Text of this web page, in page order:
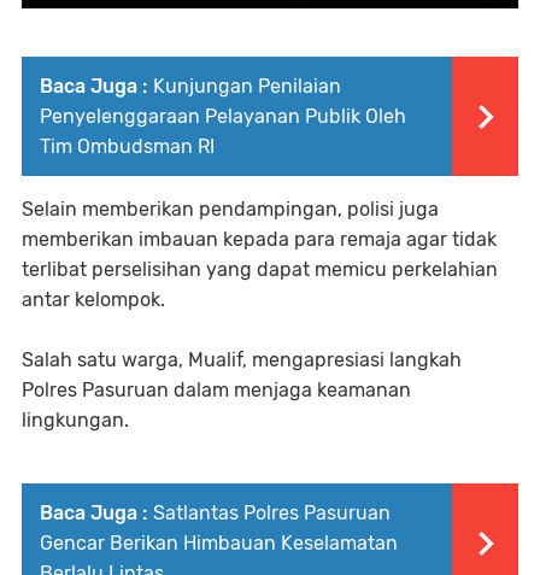
Baca Juga : Kunjungan Penilaian
Penyelenggaraan Pelayanan Publik Oleh
Tim Ombudsman RI
Selain memberikan pendampingan, polisi juga
memberikan imbauan kepada para remaja agar tidak
terlibat perselisihan yang dapat memicu perkelahian
antar kelompok.
Salah satu warga, Mualif, mengapresiasi langkah
Polres Pasuruan dalam menjaga keamanan
lingkungan.
Baca Juga : Satlantas Polres Pasuruan
Gencar Berikan Himbauan Keselamatan